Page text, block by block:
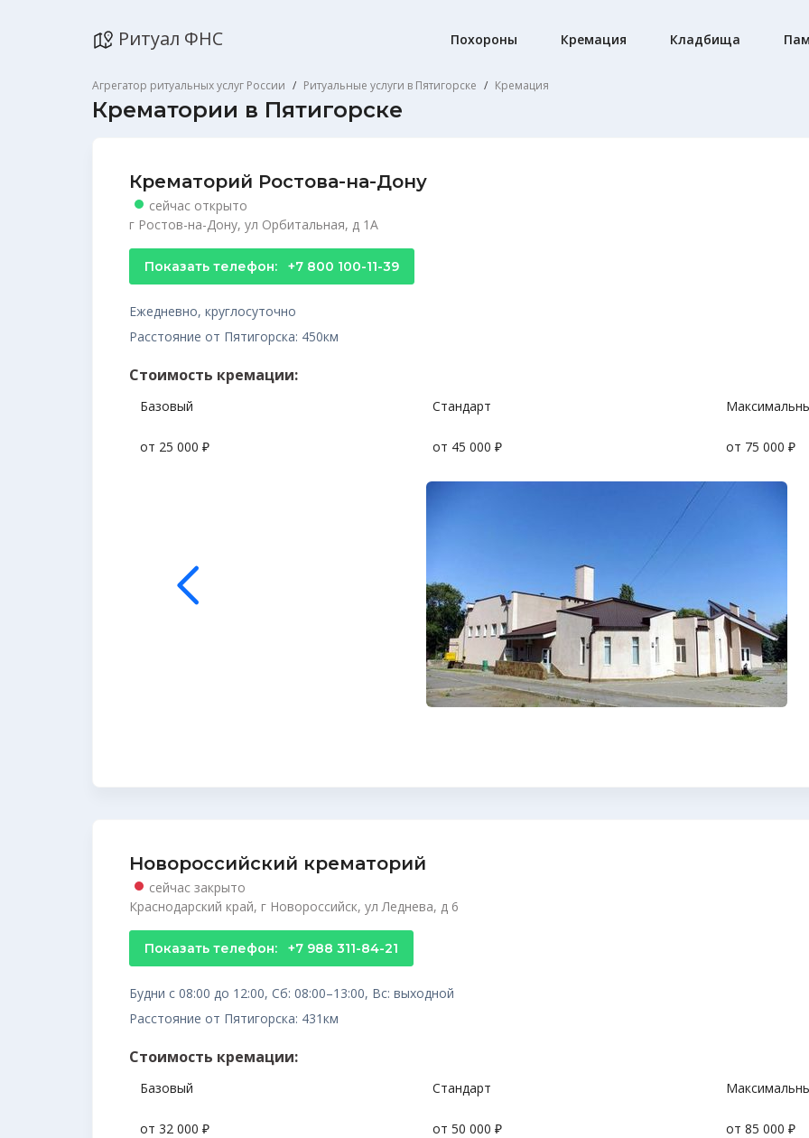
Ритуал ФНС Похороны Кремация Кладбища
Агрегатор ритуальных услуг России Ритуальные услуги в Пятигорске Кремация
Крематории в Пятигорске
Крематорий Ростова-на-Дону
сейчас открыто
г Ростов-на-Дону, ул Орбитальная, д 1А
Показать телефон: +7 800 100-11-39
Ежедневно, круглосуточно
Расстояние от Пятигорска: 450км
Стоимость кремации:
Базовый Стандарт
от 25 000 ₽ от 45 000 ₽ от 75 000 ₽
Новороссийский крематорий
сейчас закрыто
Краснодарский край, г Новороссийск, ул Леднева, д 6
Показать телефон: +7 988 311-84-21
Будни с 08:00 до 12:00, Сб: 08:00–13:00, Вс: выходной
Расстояние от Пятигорска: 431км
Стоимость кремации:
Базовый Стандарт
от 32 000 ₽ от 50 000 ₽ от 85 000 ₽